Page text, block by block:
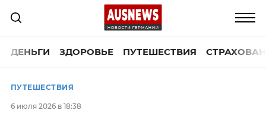
ДЕНЬГИ ЗДОРОВЬЕ ПУТЕШЕСТВИЯ
ПУТЕШЕСТВИЯ
6 июля 2026 в 18:38